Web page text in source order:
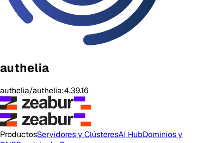
authelia
authelia/authelia:4.39.16
ProductosServidores y ClústeresAI HubDominios y